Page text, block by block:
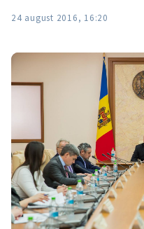
24 august 2016, 16:20